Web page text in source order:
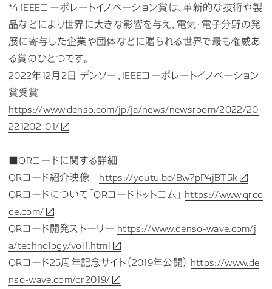
*4 IEEEコーポレートイノベーション賞は、革新的な技術や製
品などにより世界に大きな影響を与え、電気・電子分野の発
展に寄与した企業や団体などに贈られる世界で最も権威あ
る賞のひとつです。
2022年12月2日 デンソー、IEEEコーポレートイノベーション
賞受賞
https://www.denso.com/jp/ja/news/newsroom/2022/20
221202-01/
■QRコードに関する詳細
QRコード紹介映像 https://youtu.be/Bw7pP4jBT5k
QRコードについて「QRコードドットコム」 https://www.qrco
de.com/
QRコード開発ストーリー https://www.denso-wave.com/j
a/technology/vol1.html
QRコード25周年記念サイト（2019年公開） https://www.de
nso-wave.com/qr2019/